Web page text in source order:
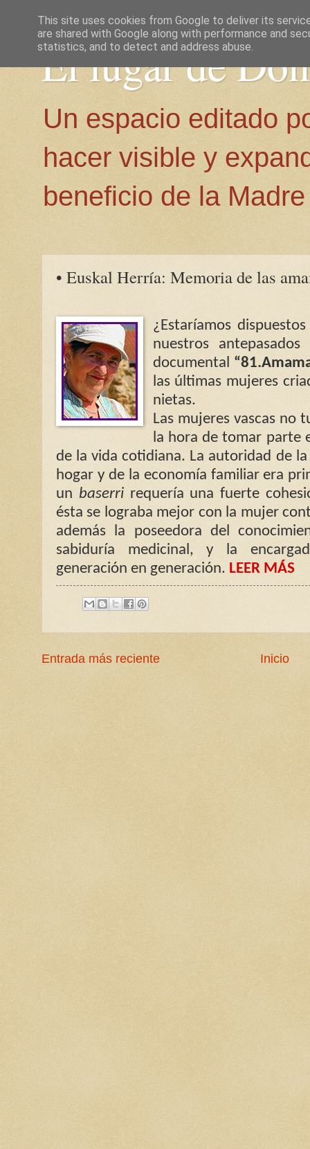
El lugar de
Un espacio editado
hacer visible y
beneficio de la
• Euskal Herría: Memoria de las
¿Estaríamos
nuestros
documental
las últimas mujeres
nietas.
Las mujeres vascas no
la hora de tomar parte
de la vida cotidiana. La autoridad de
hogar y de la economía familiar era
un baserrirequería una fuerte
ésta se lograba mejor con la mujer
además la poseedora del
sabiduría medicinal, y la
generación en generación. LEER MÁS
Entrada más reciente Inicio
This site uses cookies from Google to deliver its
are shared with Google along with performance and
statistics, and to detect and address abuse.